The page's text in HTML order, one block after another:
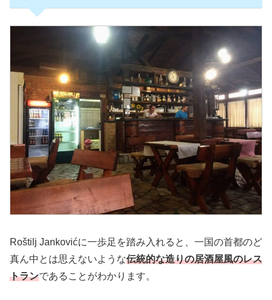
Roštilj Jankovićに一歩足を踏み入れると、一国の首都のど
真ん中とは思えないような伝統的な造りの居酒屋風のレス
トランであることがわかります。